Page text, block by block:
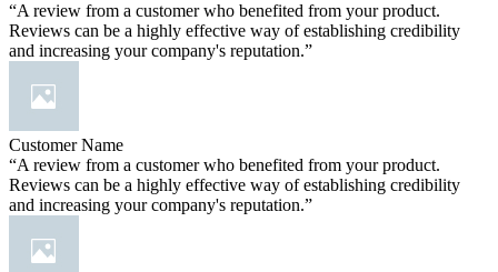
“A review from a customer who benefited from your product.
Reviews can be a highly effective way of establishing credibility
and increasing your company's reputation.”
Customer Name
“A review from a customer who benefited from your product.
Reviews can be a highly effective way of establishing credibility
and increasing your company's reputation.”